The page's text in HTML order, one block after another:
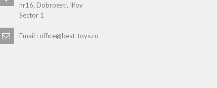
nr16, Dobroesti, Ilfov
Sector 1
Email : office@best-toys.ro